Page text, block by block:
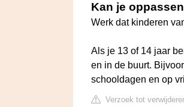
Kan je
Werk dat kinderen
Als je 13 of 14 jaar
en in de buurt.
schooldagen en op
Verzoek tot